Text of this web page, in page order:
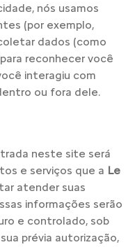
nós usamos
(por exemplo,
dados (como
reconhecer você
interagiu com
ou fora dele.
neste site será
e serviços que a Le
atender suas
informações serão
e controlado, sob
prévia autorização,